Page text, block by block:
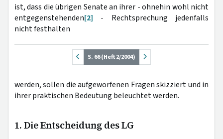
ist, dass die übrigen Senate an ihrer - ohnehin wohl nicht
entgegenstehenden[2] - Rechtsprechung jedenfalls
nicht festhalten
S. 66 (Heft 2/2004)
werden, sollen die aufgeworfenen Fragen skizziert und in
ihrer praktischen Bedeutung beleuchtet werden.
1. Die Entscheidung des LG